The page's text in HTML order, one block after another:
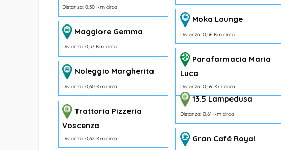
Distanza: 0,50 Km circa
Moka Lounge
Distanza: 0,56 Km circa
Maggiore Gemma
Distanza: 0,57 Km circa
Parafarmacia Maria
Luca
Distanza: 0,59 Km circa
Noleggio Margherita
Distanza: 0,60 Km circa
13.5 Lampedusa
Distanza: 0,61 Km circa
Trattoria Pizzeria
Voscenza
Distanza: 0,62 Km circa Gran Café Royal